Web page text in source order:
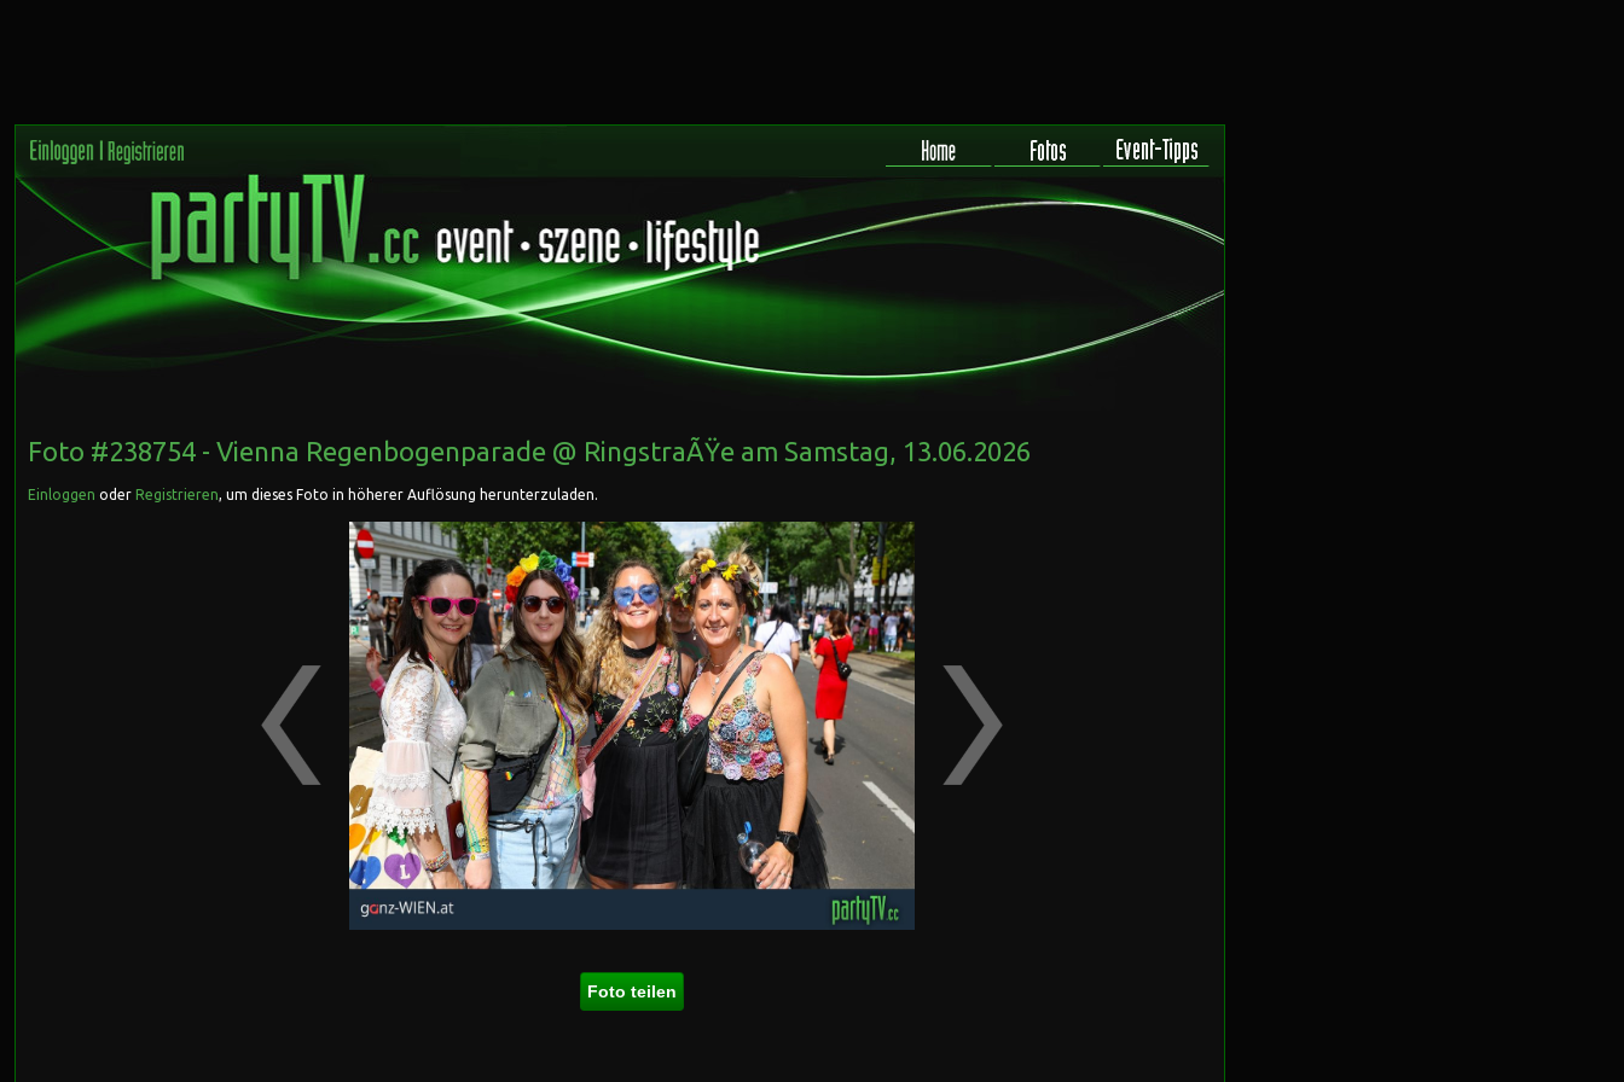
Foto #238754 - Vienna Regenbogenparade @ RingstraÃŸe am Samstag, 13.06.2026
Einloggen oder Registrieren, um dieses Foto in höherer Auflösung herunterzuladen.
Foto teilen